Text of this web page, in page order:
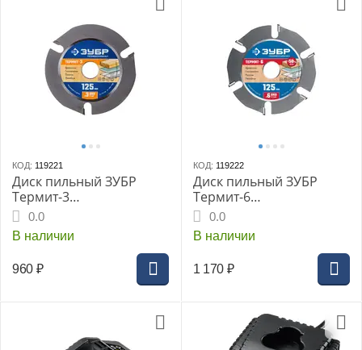
КОД: 119221
Диск пильный ЗУБР
Термит-3
Профессионал,
125х22.2мм z3 для УШМ,
по дереву (36857-125)
0.0
В наличии
960 ₽
КОД: 119222
Диск пильный ЗУБР
Термит-6
Профессионал, 25х22.2
мм z6 для УШМ, по
дереву (36858-125)
0.0
В наличии
1 170 ₽